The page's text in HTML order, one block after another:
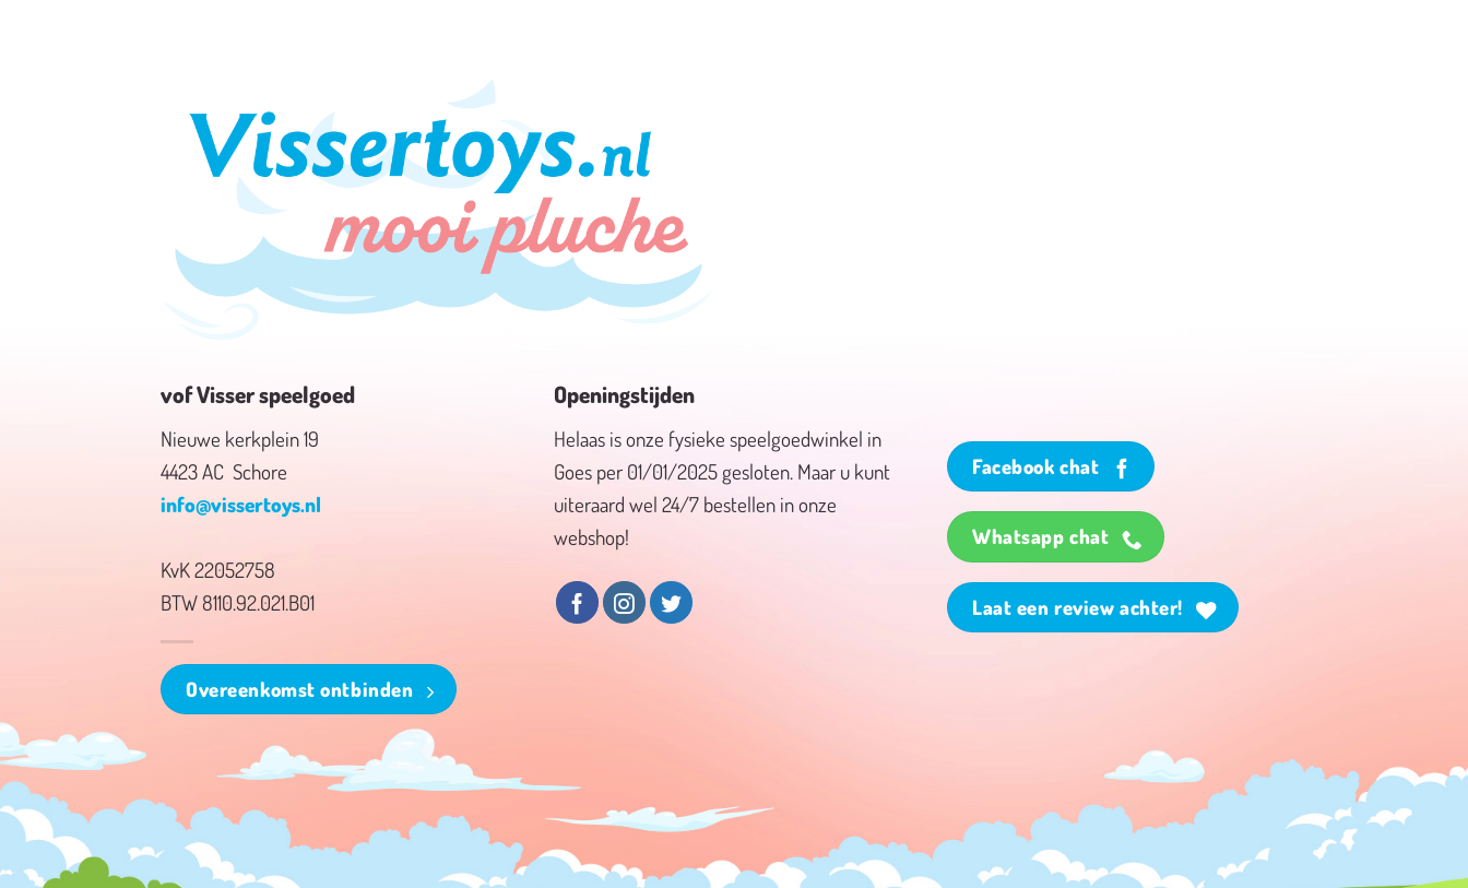
vof Visser speelgoed
Nieuwe kerkplein 19
4423 AC Schore
info@vissertoys.nl
KvK 22052758
BTW 8110.92.021.B01
Overeenkomst ontbinden
Openingstijden
Helaas is onze fysieke speelgoedwinkel in
Goes per 01/01/2025 gesloten. Maar u kunt
uiteraard wel 24/7 bestellen in onze
webshop!
Facebook chat
Whatsapp chat
Laat een review achter!